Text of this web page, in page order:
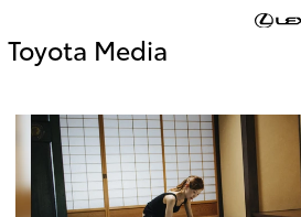
Toyota Media